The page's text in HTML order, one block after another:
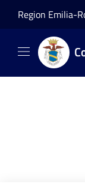
Region Emilia-